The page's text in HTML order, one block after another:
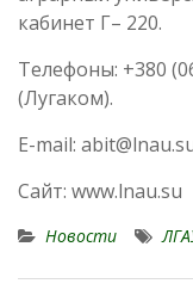
кабинет Г– 220.
Телефоны: +380
(Лугаком).
Е-mail:
Сайт: www.lnau.su
Новости